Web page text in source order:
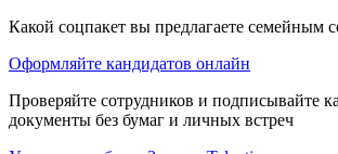
Какой соцпакет вы предлагаете семейным
Оформляйте кандидатов онлайн
Проверяйте сотрудников и подписывайте
документы без бумаг и личных встреч